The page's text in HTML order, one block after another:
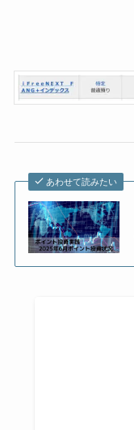
あわせて読みたい